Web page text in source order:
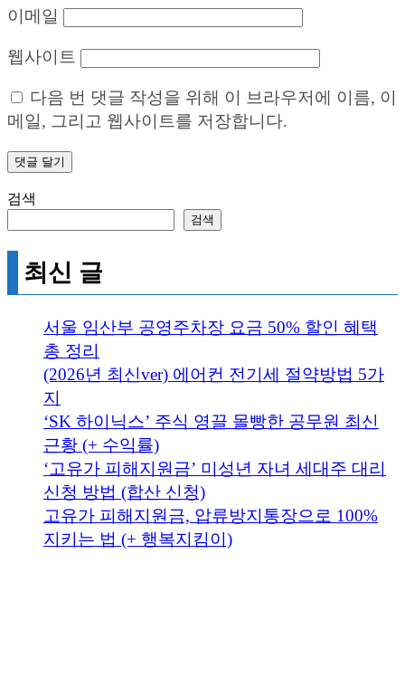
이메일
웹사이트
다음 번 댓글 작성을 위해 이 브라우저에 이름, 이
메일, 그리고 웹사이트를 저장합니다.
검색
검색
최신 글
서울 임산부 공영주차장 요금 50% 할인 혜택
총 정리
(2026년 최신ver) 에어컨 전기세 절약방법 5가
지
‘SK 하이닉스’ 주식 영끌 몰빵한 공무원 최신
근황 (+ 수익률)
‘고유가 피해지원금’ 미성년 자녀 세대주 대리
신청 방법 (합산 신청)
고유가 피해지원금, 압류방지통장으로 100%
지키는 법 (+ 행복지킴이)